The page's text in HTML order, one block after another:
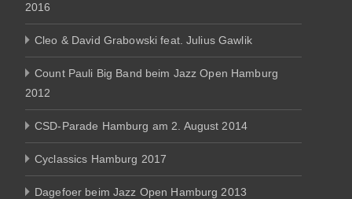
2016
Cleo & David Grabowski feat. Julius Gawlik
Count Pauli Big Band beim Jazz Open Hamburg
2012
CSD-Parade Hamburg am 2. August 2014
Cyclassics Hamburg 2017
Dagefoer beim Jazz Open Hamburg 2013